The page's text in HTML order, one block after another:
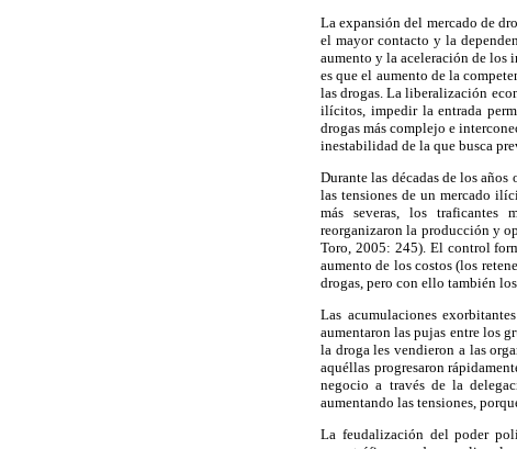
La expansión del mercado de
el mayor contacto y la
aumento y la aceleración de los
es que el aumento de la
las drogas. La liberalización
ilícitos, impedir la entrada
drogas más complejo e
inestabilidad de la que busca
Durante las décadas de los
las tensiones de un mercado
más severas, los traficantes
reorganizaron la producción y
Toro, 2005: 245). El control
aumento de los costos (los
drogas, pero con ello también
Las acumulaciones
aumentaron las pujas entre los
la droga les vendieron a las
aquéllas progresaron
negocio a través de la
aumentando las tensiones,
La feudalización del poder